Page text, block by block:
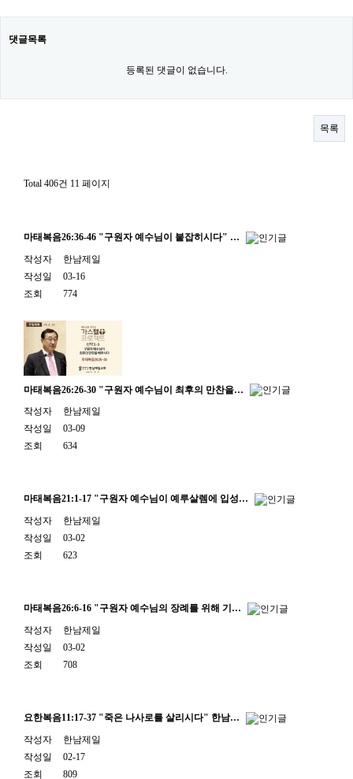
댓글목록
등록된 댓글이 없습니다.
목록
Total 406건 11 페이지
마태복음26:36-46 "구원자 예수님이 붙잡히시다" …
작성자
한남제일
작성일
03-16
조회
774
마태복음26:26-30 "구원자 예수님이 최후의 만찬을…
작성자
한남제일
작성일
03-09
조회
634
마태복음21:1-17 "구원자 예수님이 예루살렘에 입성…
작성자
한남제일
작성일
03-02
조회
623
마태복음26:6-16 "구원자 예수님의 장례를 위해 기…
작성자
한남제일
작성일
03-02
조회
708
요한복음11:17-37 "죽은 나사로를 살리시다" 한남…
작성자
한남제일
작성일
02-17
조회
809